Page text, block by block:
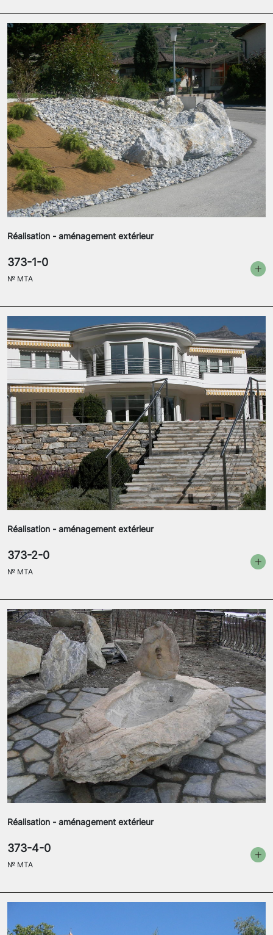
Réalisation - aménagement extérieur
373-1-0
№ MTA
Réalisation - aménagement extérieur
373-2-0
№ MTA
Réalisation - aménagement extérieur
373-4-0
№ MTA